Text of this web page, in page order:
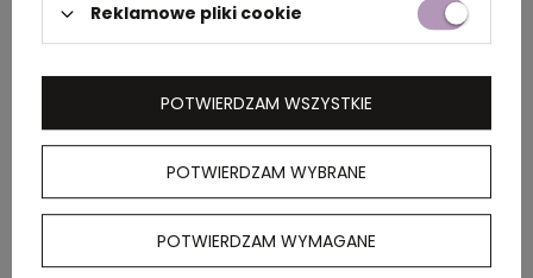
• poddana obróbce EasyCare. To unikalne
wykończenie, które sprawia, że:
- materiał się nie gniecie.
- jest miękki w dotyku.
- szybko schnie.
• dzielony karczek, lepsze ułożenie materiału
na ramionach
Reklamowe pliki cookie
POTWIERDZAM WYBRANE
POTWIERDZAM WYMAGANE
POTWIERDZAM WSZYSTKIE